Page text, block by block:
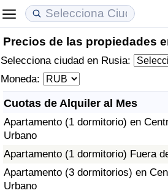
Precios de las propiedades
Selecciona ciudad en Rusia:
Moneda:
Cuotas de Alquiler al Mes
Apartamento (1 dormitorio) en
Urbano
Apartamento (1 dormitorio) Fuera
Apartamento (3 dormitorios) en
Urbano
Coste de vida
Índice de Costo de Vida (Actual)
Índice de Costo de Vida
Índice de costo de vida por país
en aqaba
Precios de las propiedades
Índice de Precios de Inmuebles
Índice de Precios de Inmuebles
Índice de Precios de Inmuebles
Calidad de Vida
Índice de Calidad de Vida
Índice de Calidad de Vida (Actual)
Índice de calidad de vida por país
Delincuencia